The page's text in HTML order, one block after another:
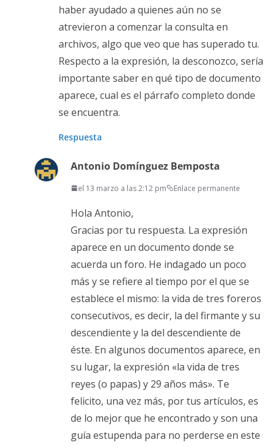
haber ayudado a quienes aún no se
atrevieron a comenzar la consulta en
archivos, algo que veo que has superado tu.
Respecto a la expresión, la desconozco, sería
importante saber en qué tipo de documento
aparece, cual es el párrafo completo donde
se encuentra.
Respuesta
Antonio Domínguez Bemposta
el 13 marzo a las 2:12 pm Enlace permanente
Hola Antonio,
Gracias por tu respuesta. La expresión
aparece en un documento donde se
acuerda un foro. He indagado un poco
más y se refiere al tiempo por el que se
establece el mismo: la vida de tres foreros
consecutivos, es decir, la del firmante y su
descendiente y la del descendiente de
éste. En algunos documentos aparece, en
su lugar, la expresión «la vida de tres
reyes (o papas) y 29 años más». Te
felicito, una vez más, por tus artículos, es
de lo mejor que he encontrado y son una
guía estupenda para no perderse en este